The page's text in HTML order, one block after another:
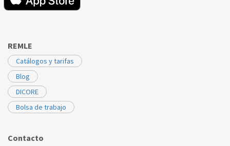
REMLE
Catálogos y tarifas
Blog
DICORE
Bolsa de trabajo
Contacto